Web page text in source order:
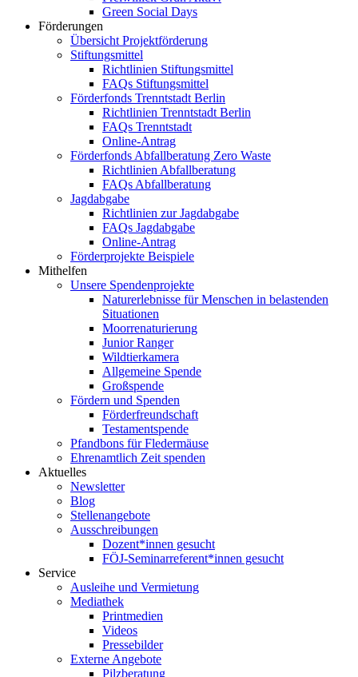
Green Social Days
Förderungen
Übersicht Projektförderung
Stiftungsmittel
Richtlinien Stiftungsmittel
FAQs Stiftungsmittel
Förderfonds Trenntstadt Berlin
Richtlinien Trenntstadt Berlin
FAQs Trenntstadt
Online-Antrag
Förderfonds Abfallberatung Zero Waste
Richtlinien Abfallberatung
FAQs Abfallberatung
Jagdabgabe
Richtlinien zur Jagdabgabe
FAQs Jagdabgabe
Online-Antrag
Förderprojekte Beispiele
Mithelfen
Unsere Spendenprojekte
Naturerlebnisse für Menschen in belastenden
Situationen
Moorrenaturierung
Junior Ranger
Wildtierkamera
Allgemeine Spende
Großspende
Fördern und Spenden
Förderfreundschaft
Testamentspende
Pfandbons für Fledermäuse
Ehrenamtlich Zeit spenden
Aktuelles
Newsletter
Blog
Stellenangebote
Ausschreibungen
Dozent*innen gesucht
FÖJ-Seminarreferent*innen gesucht
Service
Ausleihe und Vermietung
Mediathek
Printmedien
Videos
Pressebilder
Externe Angebote
Pilzberatung